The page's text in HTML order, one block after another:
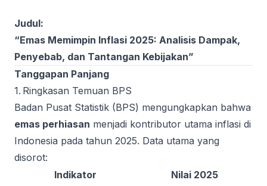
Judul:
“Emas Memimpin Inflasi 2025: Analisis Dampak,
Penyebab, dan Tantangan Kebijakan”
Tanggapan Panjang
1. Ringkasan Temuan BPS
Badan Pusat Statistik (BPS) mengungkapkan bahwa
emas perhiasan menjadi kontributor utama inflasi di
Indonesia pada tahun 2025. Data utama yang
disorot:
Indikator
Nilai 2025